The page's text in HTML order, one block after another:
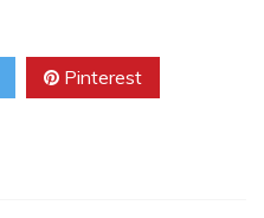
Pinterest